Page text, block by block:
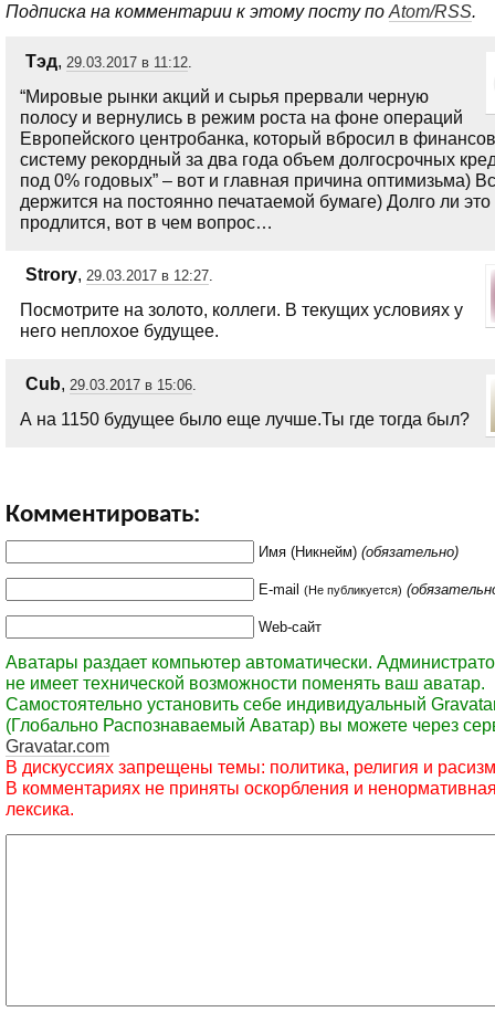
Подписка на комментарии к этому посту по Atom/RSS.
Тэд, 29.03.2017 в 11:12.
“Мировые рынки акций и сырья прервали черную
полосу и вернулись в режим роста на фоне операций
Европейского центробанка, который вбросил в
систему рекордный за два года объем долгосрочных
под 0% годовых” – вот и главная причина оптимизьма)
держится на постоянно печатаемой бумаге) Долго ли
продлится, вот в чем вопрос…
Strory, 29.03.2017 в 12:27.
Посмотрите на золото, коллеги. В текущих условиях у
него неплохое будущее.
Cub, 29.03.2017 в 15:06.
А на 1150 будущее было еще лучше.Ты где тогда был?
Комментировать:
Имя (Никнейм) (обязательно)
E-mail (Не публикуется)
Web-сайт
Аватары раздает компьютер автоматически.
не имеет технической возможности поменять ваш аватар.
Самостоятельно установить себе индивидуальный
(Глобально Распознаваемый Аватар) вы можете через
Gravatar.com
В дискуссиях запрещены темы: политика, религия и
В комментариях не приняты оскорбления и
лексика.